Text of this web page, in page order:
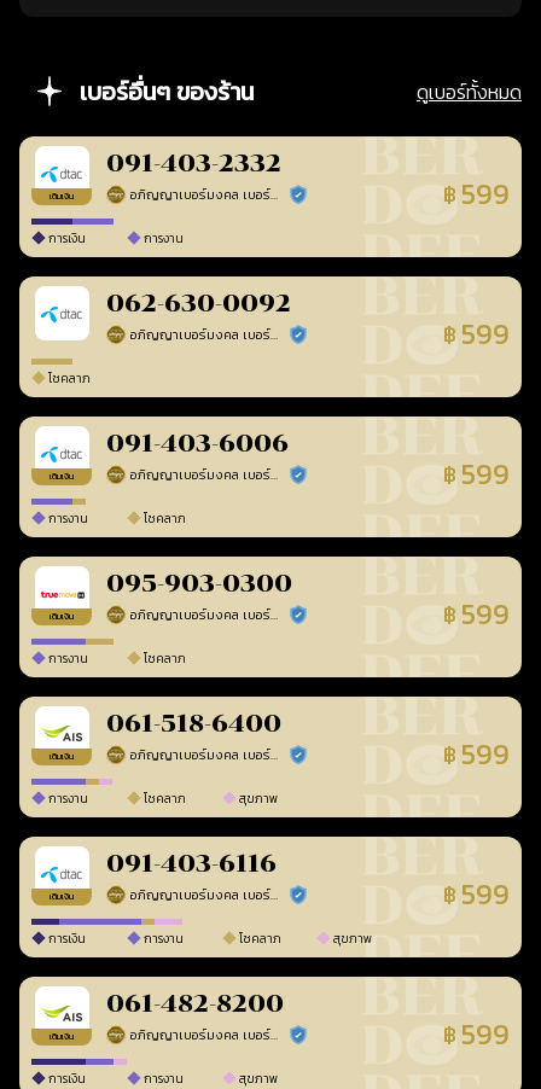
เบอร์อื่นๆ ของร้าน ดูเบอร์ทั้งหมด
เติมเงิน
091-403-2332
อภิญญาเบอร์มงคล เบอร์สวยเลขศาสตร์ ร้านยืนยันแล้ว ฿ 599
การเงิน การงาน
062-630-0092
อภิญญาเบอร์มงคล เบอร์สวยเลขศาสตร์ ร้านยืนยันแล้ว ฿ 599
โชคลาภ
เติมเงิน
091-403-6006
อภิญญาเบอร์มงคล เบอร์สวยเลขศาสตร์ ร้านยืนยันแล้ว ฿ 599
การงาน โชคลาภ
เติมเงิน
095-903-0300
อภิญญาเบอร์มงคล เบอร์สวยเลขศาสตร์ ร้านยืนยันแล้ว ฿ 599
การงาน โชคลาภ
เติมเงิน
061-518-6400
อภิญญาเบอร์มงคล เบอร์สวยเลขศาสตร์ ร้านยืนยันแล้ว ฿ 599
การงาน โชคลาภ สุขภาพ
เติมเงิน
091-403-6116
อภิญญาเบอร์มงคล เบอร์สวยเลขศาสตร์ ร้านยืนยันแล้ว ฿ 599
การเงิน การงาน โชคลาภ สุขภาพ
เติมเงิน
061-482-8200
อภิญญาเบอร์มงคล เบอร์สวยเลขศาสตร์ ร้านยืนยันแล้ว ฿ 599
การเงิน การงาน สุขภาพ